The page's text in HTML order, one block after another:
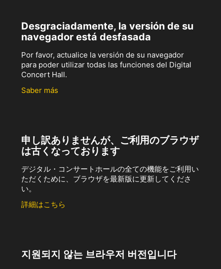
Desgraciadamente, la versión de su
navegador está desfasada
Por favor, actualice la versión de su navegador
para poder utilizar todas las funciones del Digital
Concert Hall.
Saber más
申し訳ありませんが、ご利用のブラウザ
は古くなっております
デジタル・コンサートホールの全ての機能をご利用い
ただくために、ブラウザを最新版に更新してくださ
い。
詳細はこちら
지원되지 않는 브라우저 버전입니다